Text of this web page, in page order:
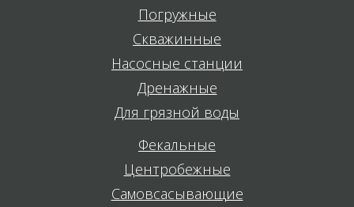
Погружные
Скважинные
Насосные станции
Дренажные
Для грязной воды
Фекальные
Центробежные
Самовсасывающие